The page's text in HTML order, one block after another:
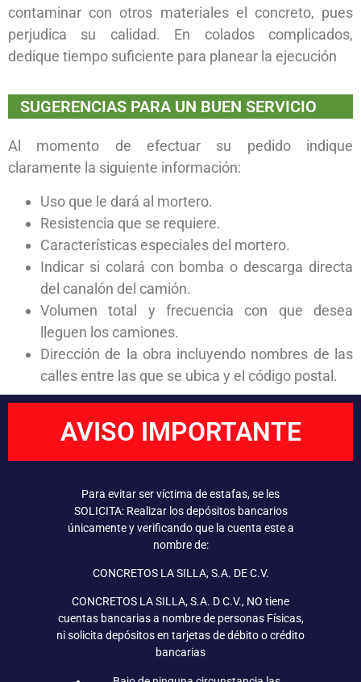
contaminar con otros materiales el concreto, pues
perjudica su calidad. En colados complicados,
dedique tiempo suficiente para planear la ejecución
SUGERENCIAS PARA UN BUEN SERVICIO
Al momento de efectuar su pedido indique
claramente la siguiente información:
Uso que le dará al mortero.
Resistencia que se requiere.
Características especiales del mortero.
Indicar si colará con bomba o descarga directa
del canalón del camión.
Volumen total y frecuencia con que desea
lleguen los camiones.
Dirección de la obra incluyendo nombres de las
calles entre las que se ubica y el código postal.
AVISO IMPORTANTE
Para evitar ser víctima de estafas, se les
SOLICITA: Realizar los depósitos bancarios
únicamente y verificando que la cuenta este a
nombre de:
CONCRETOS LA SILLA, S.A. DE C.V.
CONCRETOS LA SILLA, S.A. D C.V., NO tiene
cuentas bancarias a nombre de personas Físicas,
ni solicita depósitos en tarjetas de débito o crédito
bancarias